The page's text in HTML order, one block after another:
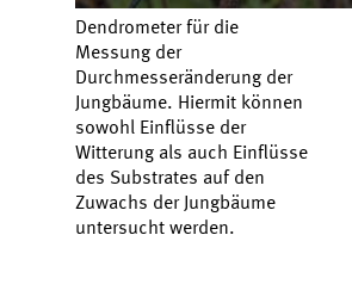
Dendrometer für die
Messung der
Durchmesseränderung der
Jungbäume. Hiermit können
sowohl Einflüsse der
Witterung als auch Einflüsse
des Substrates auf den
Zuwachs der Jungbäume
untersucht werden.